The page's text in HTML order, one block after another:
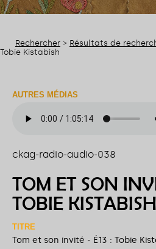
Rechercher > Résultats de
Tobie Kistabish
AUTRES MÉDIAS
ckag-radio-audio-038
TOM ET SON
TOBIE KISTABISH
TITRE
Tom et son invité - É13 : Tobie